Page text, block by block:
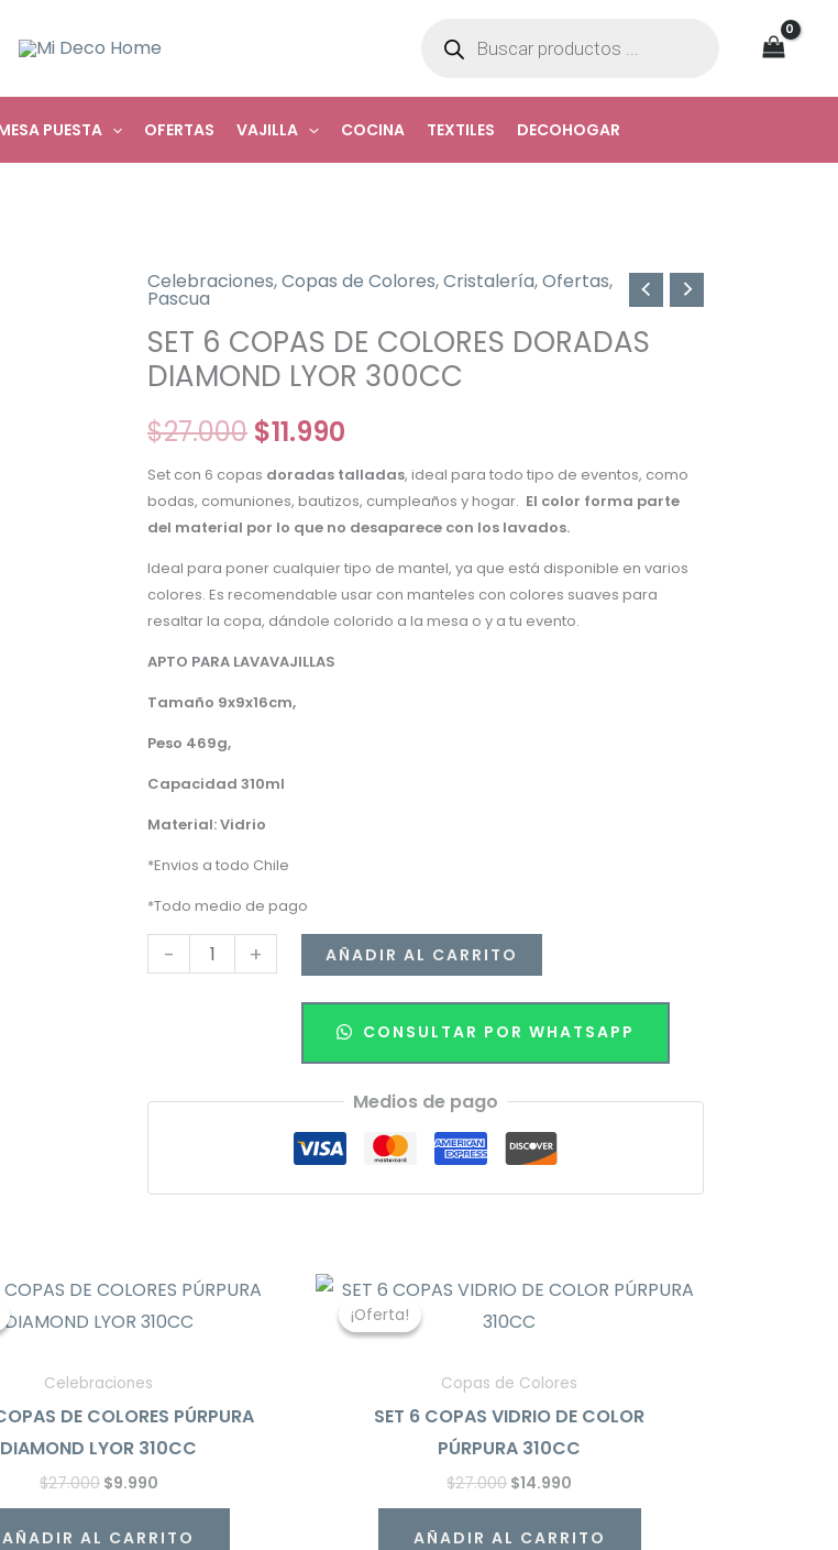
productos
PUESTA OFERTAS VAJILLA COCINA TEXTILES DECOHOGAR
Celebraciones,Copas de Colores,Cristalería,Ofertas,
Pascua
SET 6 COPAS DE COLORES DORADAS
DIAMOND LYOR 300CC
$27.000
El
precio
original
era:
$27.000.
$11.990
El
precio
actual
$11.990.
Set con 6 copas doradas talladas, ideal para todo tipo de eventos, como
bodas, comuniones, bautizos, cumpleaños y hogar. El color forma parte
del material por lo que no desaparece con los lavados.
Ideal para poner cualquier tipo de mantel, ya que está disponible en varios
colores. Es recomendable usar con manteles con colores suaves para
resaltar la copa, dándole colorido a la mesa o y a tu evento.
APTO PARA LAVAVAJILLAS
Tamaño 9x9x16cm,
Peso 469g,
Capacidad 310ml
Material: Vidrio
*Envios a todo Chile
*Todo medio de pago
-
SET
COPAS
DE
COLORES
DORADAS
DIAMOND
LYOR
cantidad
+ AÑADIR AL CARRITO
CONSULTAR POR WHATSAPP
Medios de pago
Celebraciones
DE COLORES PÚRPURA
DIAMOND LYOR 310CC
$27.000
El
precio
original
$9.990
El
precio
actual
AÑADIR AL CARRITO
¡Oferta!
¡Oferta!
Copas de Colores
SET 6 COPAS VIDRIO DE COLOR
PÚRPURA 310CC
$27.000
El
precio
original
$14.990
El
precio
AÑADIR AL CARRITO